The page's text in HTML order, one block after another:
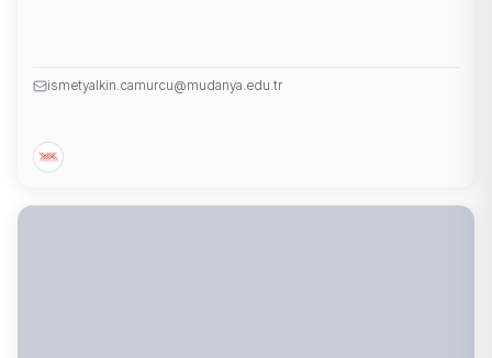
ismetyalkin.camurcu@mudanya.edu.tr